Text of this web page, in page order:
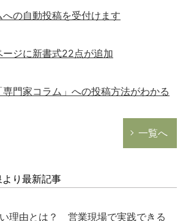
の自動投稿を受付けます
ジに新書式22点が追加
専門家コラム」への投稿方法がわかる
一覧へ
り最新記事
理由とは？ 営業現場で実践できる